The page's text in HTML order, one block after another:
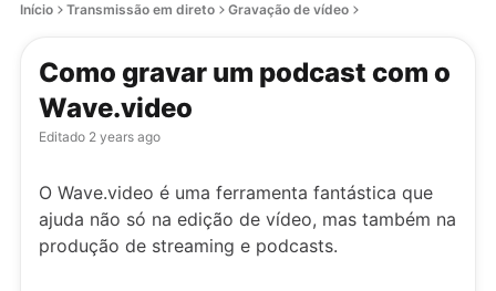
Início Transmissão em direto Gravação de vídeo
Como gravar um podcast com o
Wave.video
Editado 2 years ago
O Wave.video é uma ferramenta fantástica que
ajuda não só na edição de vídeo, mas também na
produção de streaming e podcasts.